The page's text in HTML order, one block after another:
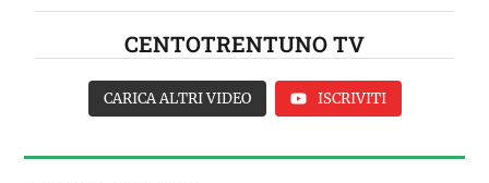
CENTOTRENTUNO TV
CARICA ALTRI VIDEO ISCRIVITI